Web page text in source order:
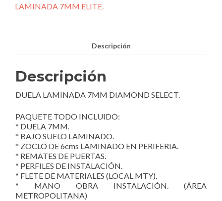
OAK
LAMINADA 7MM ELITE.
Descripción
Descripción
DUELA LAMINADA 7MM DIAMOND SELECT.
PAQUETE TODO INCLUIDO:
* DUELA 7MM.
* BAJO SUELO LAMINADO.
* ZOCLO DE 6cms LAMINADO EN PERIFERIA.
* REMATES DE PUERTAS.
* PERFILES DE INSTALACIÓN.
* FLETE DE MATERIALES (LOCAL MTY).
* MANO OBRA INSTALACIÓN. (ÁREA
METROPOLITANA)